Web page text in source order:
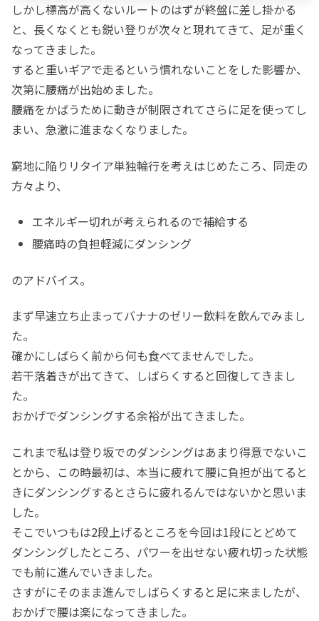
しかし標高が高くないルートのはずが終盤に差し掛かる
と、長くなくとも鋭い登りが次々と現れてきて、足が重く
なってきました。
すると重いギアで走るという慣れないことをした影響か、
次第に腰痛が出始めました。
腰痛をかばうために動きが制限されてさらに足を使ってし
まい、急激に進まなくなりました。
窮地に陥りリタイア単独輪行を考えはじめたころ、同走の
方々より、
エネルギー切れが考えられるので補給する
腰痛時の負担軽減にダンシング
のアドバイス。
まず早速立ち止まってバナナのゼリー飲料を飲んでみまし
た。
確かにしばらく前から何も食べてませんでした。
若干落着きが出てきて、しばらくすると回復してきまし
た。
おかげでダンシングする余裕が出てきました。
これまで私は登り坂でのダンシングはあまり得意でないこ
とから、この時最初は、本当に疲れて腰に負担が出てると
きにダンシングするとさらに疲れるんではないかと思いま
した。
そこでいつもは2段上げるところを今回は1段にとどめて
ダンシングしたところ、パワーを出せない疲れ切った状態
でも前に進んでいきました。
さすがにそのまま進んでしばらくすると足に来ましたが、
おかげで腰は楽になってきました。